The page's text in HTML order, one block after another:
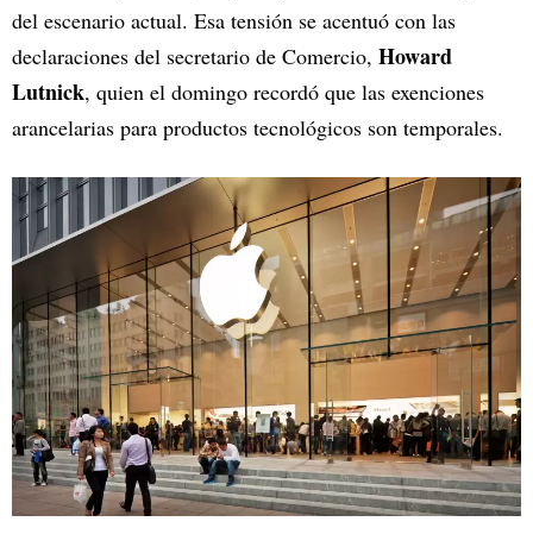
del escenario actual. Esa tensión se acentuó con las
declaraciones del secretario de Comercio, Howard
Lutnick, quien el domingo recordó que las exenciones
arancelarias para productos tecnológicos son temporales.